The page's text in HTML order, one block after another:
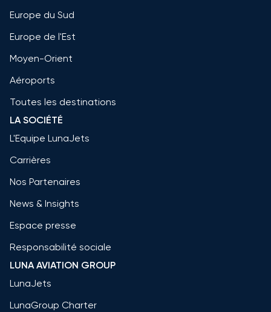
Europe du Sud
Europe de l'Est
Moyen-Orient
Aéroports
Toutes les destinations
LA SOCIÉTÉ
L'Equipe LunaJets
Carrières
Nos Partenaires
News & Insights
Espace presse
Responsabilité sociale
LUNA AVIATION GROUP
LunaJets
LunaGroup Charter